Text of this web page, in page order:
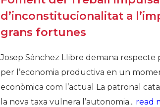
d’inconstitucionalitat a
grans fortunes
Josep Sánchez Llibre demana respecte
per l’economia productiva en un
econòmica com l’actual La patronal
la nova taxa vulnera l’autonomia... read